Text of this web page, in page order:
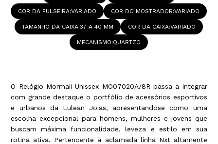
O Relógio Mormaii Unissex MO07020A/8R passa a integrar
com grande destaque o portfólio de acessórios esportivos
e urbanos da Lulean Joias, apresentandose como uma
escolha excepcional para homens, mulheres e jovens que
buscam máxima funcionalidade, leveza e estilo em sua
rotina ativa. Pertencente à aclamada linha Nxt altamente
COR DA PULSEIRA VARIADO COR DO MOSTRADOR VARIADO
TAMANHO DA CAIXA 37 A 40 MM COR DA CAIXA VARIADO
MECANISMO QUARTZO